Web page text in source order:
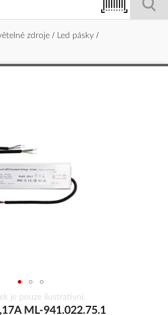
zdroje
Led pásky
je pouze ilustrativní.
ML-941.022.75.1